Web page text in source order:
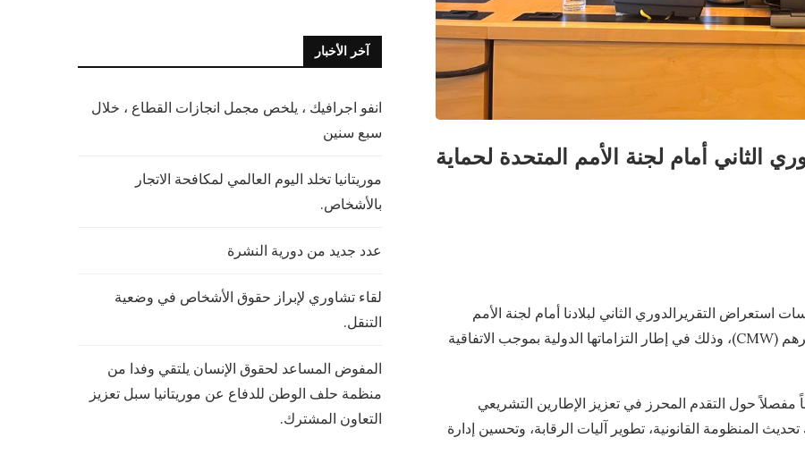
الثاني أمام لجنة الأمم المتحدة لحماية
استعراض التقريرالدوري الثاني لبلادنا أمام لجنة الأمم
المتحدة لحماية حقوق جميع العمال المهاجرين وأفراد أسرهم (CMW)، وذلك في إطار التزاماتها الدولية بموجب الاتفاقية
مفصلاً حول التقدم المحرز في تعزيز الإطارين التشريعي
المنظومة القانونية، تطوير آليات الرقابة، وتحسين إدارة
آخر الأخبار
انفو اجرافيك ، يلخص مجمل انجازات القطاع ، خلال
سبع سنين
موريتانيا تخلد اليوم العالمي لمكافحة الاتجار
بالأشخاص.
عدد جديد من دورية النشرة
لقاء تشاوري لإبراز حقوق الأشخاص في وضعية
التنقل.
المفوض المساعد لحقوق الإنسان يلتقي وفدا من
منظمة حلف الوطن للدفاع عن موريتانيا سبل تعزيز
التعاون المشترك.